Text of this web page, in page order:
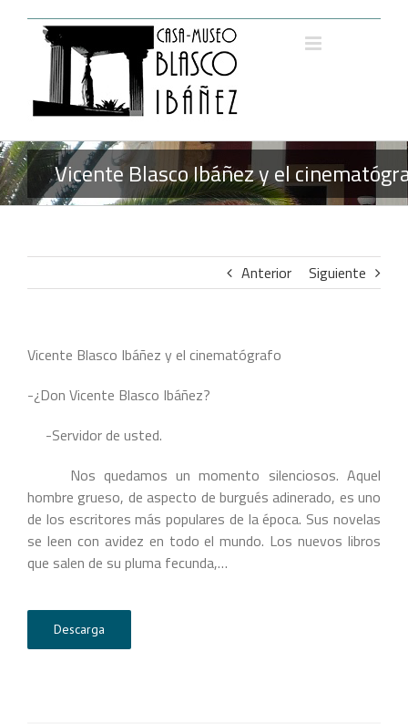
contenido
Vicente Blasco Ibáñez y el
Anterior Siguiente
Vicente Blasco Ibáñez y el cinematógrafo
-¿Don Vicente Blasco Ibáñez?
-Servidor de usted.
Nos quedamos un momento silenciosos. Aquel
hombre grueso, de aspecto de burgués adinerado, es uno
de los escritores más populares de la época. Sus novelas
se leen con avidez en todo el mundo. Los nuevos libros
que salen de su pluma fecunda,…
Descarga